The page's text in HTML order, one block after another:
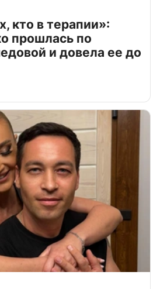
кто в терапии»:
прошлась по
и довела ее до